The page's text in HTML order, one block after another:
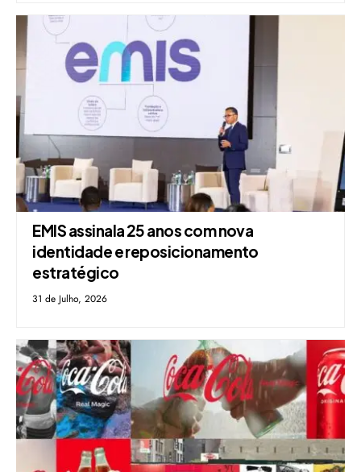
EMIS assinala 25 anos com nova
identidade e reposicionamento
estratégico
31 de Julho, 2026